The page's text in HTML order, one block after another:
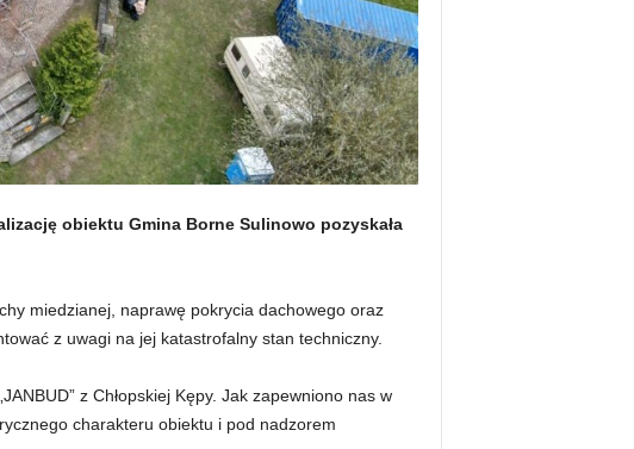
obiektu Gmina Borne Sulinowo pozyskała
miedzianej, naprawę pokrycia dachowego oraz
z uwagi na jej katastrofalny stan techniczny.
z Chłopskiej Kępy. Jak zapewniono nas w
charakteru obiektu i pod nadzorem